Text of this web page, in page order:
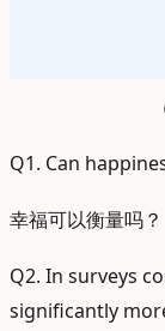
Q1. Can
幸福可以衡量吗？
Q2. In surveys
significantly